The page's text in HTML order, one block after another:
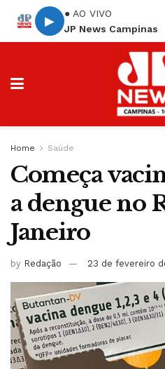
▶
● AO VIVO
JP News Campinas
Home Saúde
Começa
a dengue no
Janeiro
by Redação 23 de fevereiro